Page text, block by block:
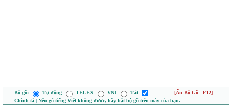
Bộ gõ: Tự động TELEX VNI Tắt
[Ẩn Bộ Gõ - F12]
Chính tả | Nếu gõ tiếng Việt không được, hãy bật bộ gõ trên máy của bạn.